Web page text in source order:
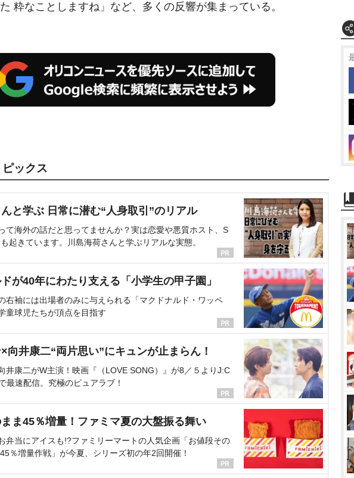
た 粋なことしますね」など、多くの反響が集まっている。
ックス
と学ぶ 日常に潜む“人身取引”のリアル
て海外の話だと思ってませんか？実は恋愛や悪質ホスト、S
起きています。川島海荷さんと学ぶリアルな実態。
が40年にわたり支える「小学生の甲子園」
右袖には出場者のみに与えられる「マクドナルド・ワッペ
童球児たちが頂点を目指す
向井康二“両片思い”にキュンが止まらん！
井康二がW主演！映画『（LOVE SONG）』が8／５よりJ:C
最速配信。究極のピュアラブ！
ま45％増量！ファミマ夏の大盤振る舞い
弁当にアイスも!?ファミリーマートの人気企画「お値段その
％増量作戦」が今夏、シリーズ初の年2回開催！